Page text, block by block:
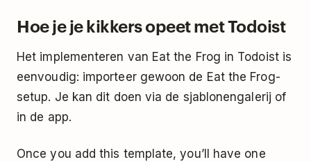
Hoe je je kikkers opeet met Todoist
Het implementeren van Eat the Frog in Todoist is
eenvoudig: importeer gewoon de Eat the Frog-
setup. Je kan dit doen via de sjablonengalerij of
in de app.
Once you add this template, you’ll have one